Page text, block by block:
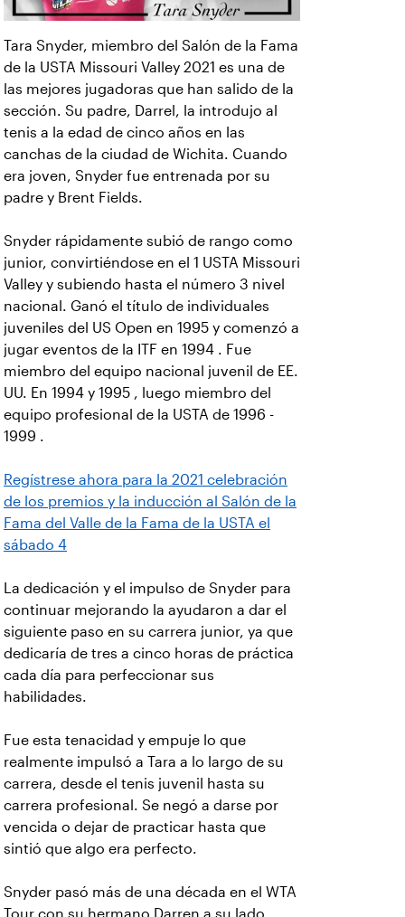
Tara Snyder, miembro del Salón de la Fama
de la USTA Missouri Valley 2021 es una de
las mejores jugadoras que han salido de la
sección. Su padre, Darrel, la introdujo al
tenis a la edad de cinco años en las
canchas de la ciudad de Wichita. Cuando
era joven, Snyder fue entrenada por su
padre y Brent Fields.
Snyder rápidamente subió de rango como
junior, convirtiéndose en el 1 USTA Missouri
Valley y subiendo hasta el número 3 nivel
nacional. Ganó el título de individuales
juveniles del US Open en 1995 y comenzó a
jugar eventos de la ITF en 1994 . Fue
miembro del equipo nacional juvenil de EE.
UU. En 1994 y 1995 , luego miembro del
equipo profesional de la USTA de 1996 -
1999 .
Regístrese ahora para la 2021 celebración
de los premios y la inducción al Salón de la
Fama del Valle de la Fama de la USTA el
sábado 4
La dedicación y el impulso de Snyder para
continuar mejorando la ayudaron a dar el
siguiente paso en su carrera junior, ya que
dedicaría de tres a cinco horas de práctica
cada día para perfeccionar sus
habilidades.
Fue esta tenacidad y empuje lo que
realmente impulsó a Tara a lo largo de su
carrera, desde el tenis juvenil hasta su
carrera profesional. Se negó a darse por
vencida o dejar de practicar hasta que
sintió que algo era perfecto.
Snyder pasó más de una década en el WTA
Tour con su hermano Darren a su lado